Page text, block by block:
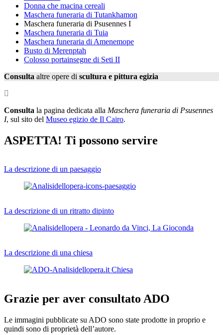
Donna che macina cereali
Maschera funeraria di Tutankhamon
Maschera funeraria di Psusennes I
Maschera funeraria di Tuia
Maschera funeraria di Amenemope
Busto di Merenptah
Colosso portainsegne di Seti II
Consulta altre opere di scultura e pittura egizia
Consulta la pagina dedicata alla Maschera funeraria di Psusennes
I, sul sito del Museo egizio de Il Cairo.
ASPETTA! Ti possono servire
La descrizione di un paesaggio
La descrizione di un ritratto dipinto
La descrizione di una chiesa
Grazie per aver consultato ADO
Le immagini pubblicate su ADO sono state prodotte in proprio e
quindi sono di proprietà dell’autore.